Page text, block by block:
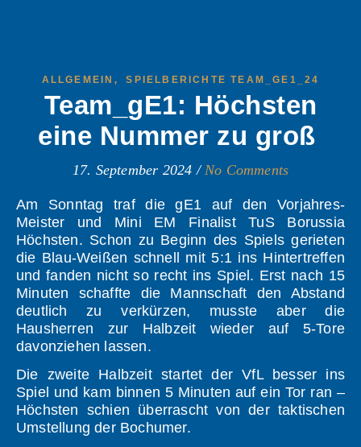
ALLGEMEIN ,SPIELBERICHTE TEAM_GE1_24
Team_gE1: Höchsten
eine Nummer zu groß
17. September 2024 / No Comments
Am Sonntag traf die gE1 auf den Vorjahres-
Meister und Mini EM Finalist TuS Borussia
Höchsten. Schon zu Beginn des Spiels gerieten
die Blau-Weißen schnell mit 5:1 ins Hintertreffen
und fanden nicht so recht ins Spiel. Erst nach 15
Minuten schaffte die Mannschaft den Abstand
deutlich zu verkürzen, musste aber die
Hausherren zur Halbzeit wieder auf 5-Tore
davonziehen lassen.
Die zweite Halbzeit startet der VfL besser ins
Spiel und kam binnen 5 Minuten auf ein Tor ran –
Höchsten schien überrascht von der taktischen
Umstellung der Bochumer.